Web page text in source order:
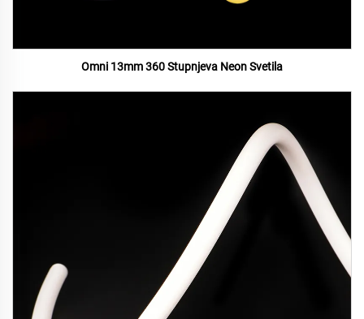
Omni 13mm 360 Stupnjeva Neon Svetila